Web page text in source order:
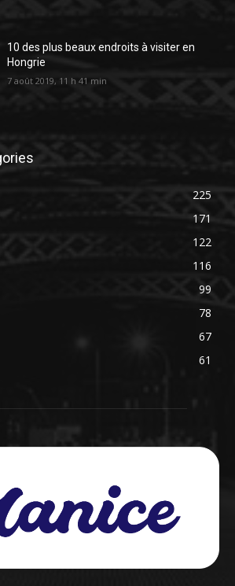
10 des plus beaux endroits à visiter en
Hongrie
7 août 2019, 11 h 41 min
225
171
122
116
99
78
67
61